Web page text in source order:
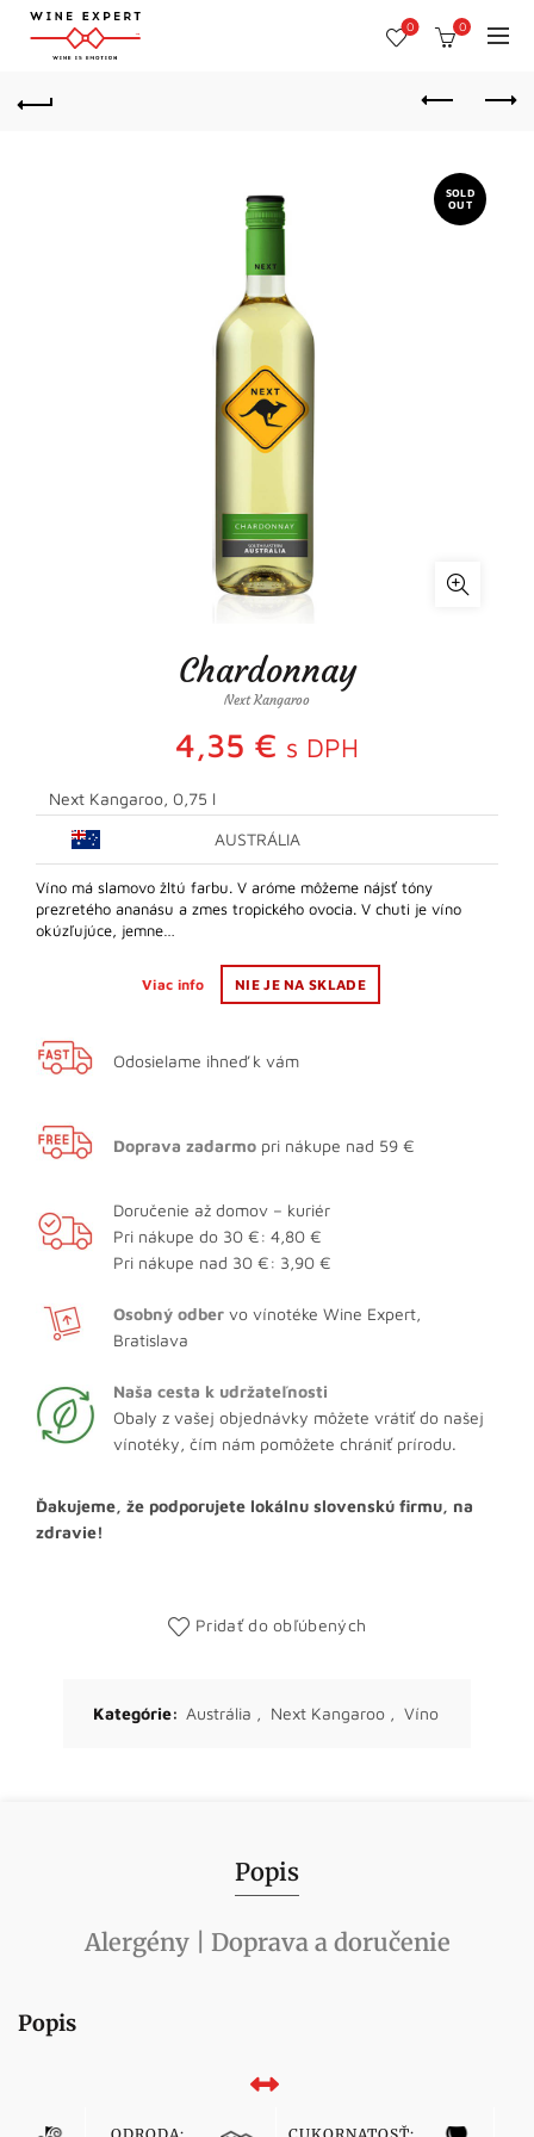
0 0
SOLD
OUT
Chardonnay
Next Kangaroo
4,35 € s DPH
Next Kangaroo, 0,75 l
AUSTRÁLIA
Víno má slamovo žltú farbu. V aróme môžeme nájsť tóny
prezretého ananásu a zmes tropického ovocia. V chuti je víno
okúzľujúce, jemne…
Viac info NIE JE NA SKLADE
Odosielame ihneď k vám
Doprava zadarmo pri nákupe nad 59 €
Doručenie až domov – kuriér
Pri nákupe do 30 €: 4,80 €
Pri nákupe nad 30 €: 3,90 €
Osobný odber vo vínotéke Wine Expert,
Bratislava
Naša cesta k udržateľnosti
Obaly z vašej objednávky môžete vrátiť do našej
vínotéky, čím nám pomôžete chrániť prírodu.
Ďakujeme, že podporujete lokálnu slovenskú firmu, na
zdravie!
Pridať do obľúbených
Kategórie: Austrália , Next Kangaroo , Víno
Popis
Alergény | Doprava a doručenie
Popis